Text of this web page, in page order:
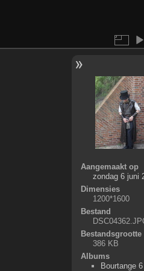
Aangemaakt op
zondag 6 juni
Dimensies
1200*1600
Bestand
Bestandsgrootte
386 KB
Albums
Bourtange